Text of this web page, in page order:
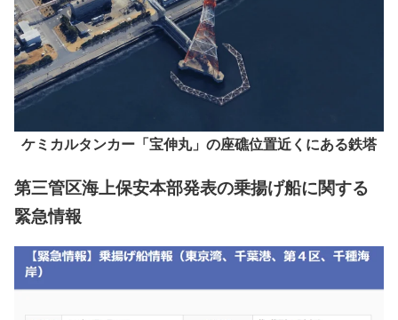
なった結果なのかもしれません。
ケミカルタンカー「宝伸丸」の座礁位置近くにある鉄塔